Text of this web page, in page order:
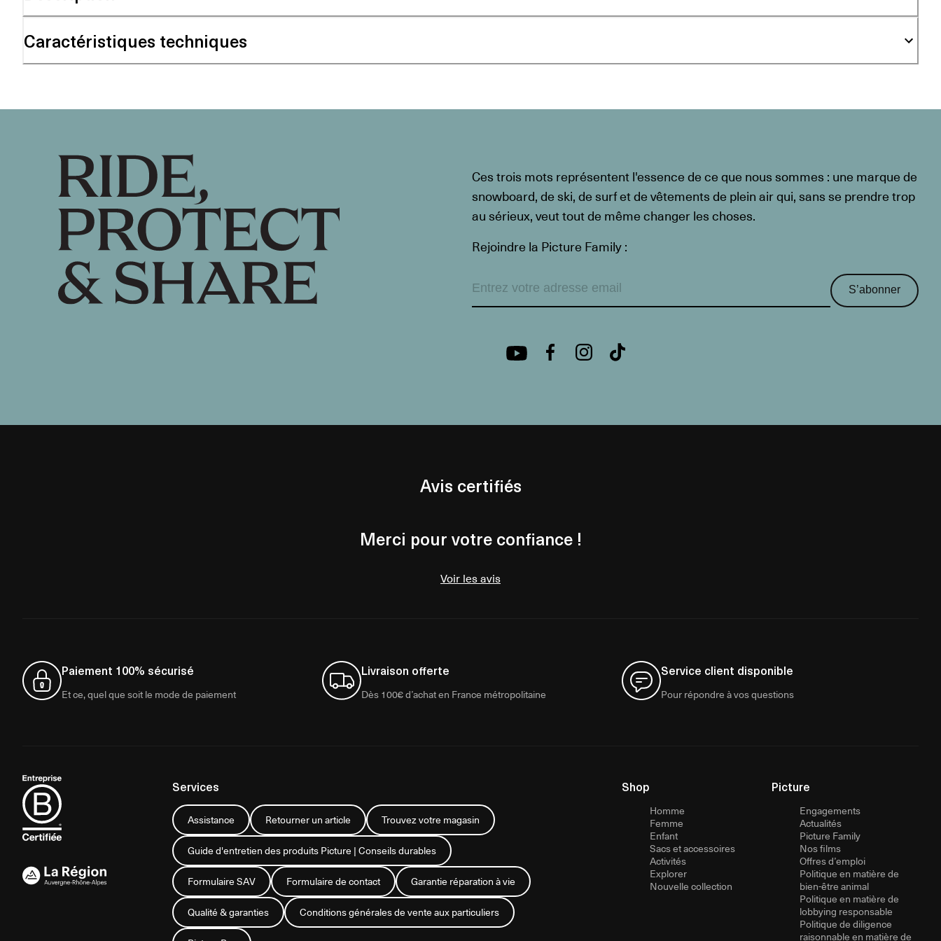
Caractéristiques techniques
Ces trois mots représentent l'essence de ce que nous sommes : une marque de
snowboard, de ski, de surf et de vêtements de plein air qui, sans se prendre trop
au sérieux, veut tout de même changer les choses.
Rejoindre la Picture Family :
S’abonner
Avis certifiés
Merci pour votre confiance !
Voir les avis
Paiement 100% sécurisé
Et ce, quel que soit le mode de paiement
Livraison offerte
Dès 100€ d’achat en France métropolitaine
Service client disponible
Pour répondre à vos questions
Services
Assistance Retourner un article Trouvez votre magasin
Guide d'entretien des produits Picture | Conseils durables
Formulaire SAV Formulaire de contact Garantie réparation à vie
Qualité & garanties Conditions générales de vente aux particuliers
Shop
Homme
Femme
Enfant
Sacs et accessoires
Activités
Explorer
Nouvelle collection
Picture
Engagements
Actualités
Picture Family
Nos films
Offres d’emploi
Politique en matière de
bien-être animal
Politique en matière de
lobbying responsable
Politique de diligence
raisonnable en matière de